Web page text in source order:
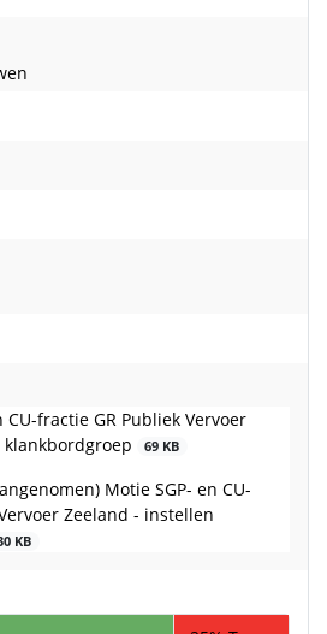
CU-fractie GR Publiek Vervoer
69 KB
Motie SGP- en CU-
Zeeland - instellen
KB